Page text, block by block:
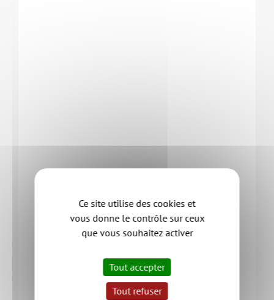
Ce site utilise des cookies et
vous donne le contrôle sur ceux
que vous souhaitez activer
Tout accepter
Tout refuser